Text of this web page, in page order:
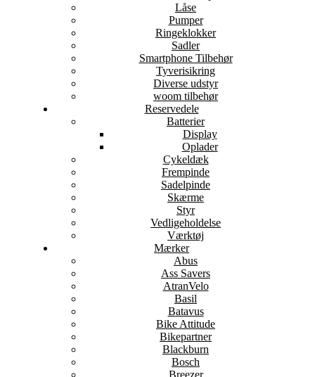
Låse
Pumper
Ringeklokker
Sadler
Smartphone Tilbehør
Tyverisikring
Diverse udstyr
woom tilbehør
Reservedele
Batterier
Display
Oplader
Cykeldæk
Frempinde
Sadelpinde
Skærme
Styr
Vedligeholdelse
Værktøj
Mærker
Abus
Ass Savers
AtranVelo
Basil
Batavus
Bike Attitude
Bikepartner
Blackburn
Bosch
Breezer